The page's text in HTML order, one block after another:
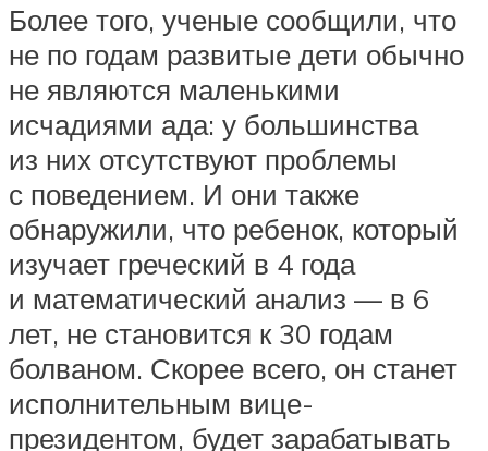
Более того, ученые сообщили, что
не по годам развитые дети обычно
не являются маленькими
исчадиями ада: у большинства
из них отсутствуют проблемы
с поведением. И они также
обнаружили, что ребенок, который
изучает греческий в 4 года
и математический анализ — в 6
лет, не становится к 30 годам
болваном. Скорее всего, он станет
исполнительным вице-
президентом, будет зарабатывать